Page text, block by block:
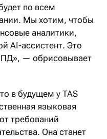
по всем
Мы хотим, чтобы
аналитики,
AI-ассистент. Это
— обрисовывает
в будущем у TAS
языковая
требований
Она станет